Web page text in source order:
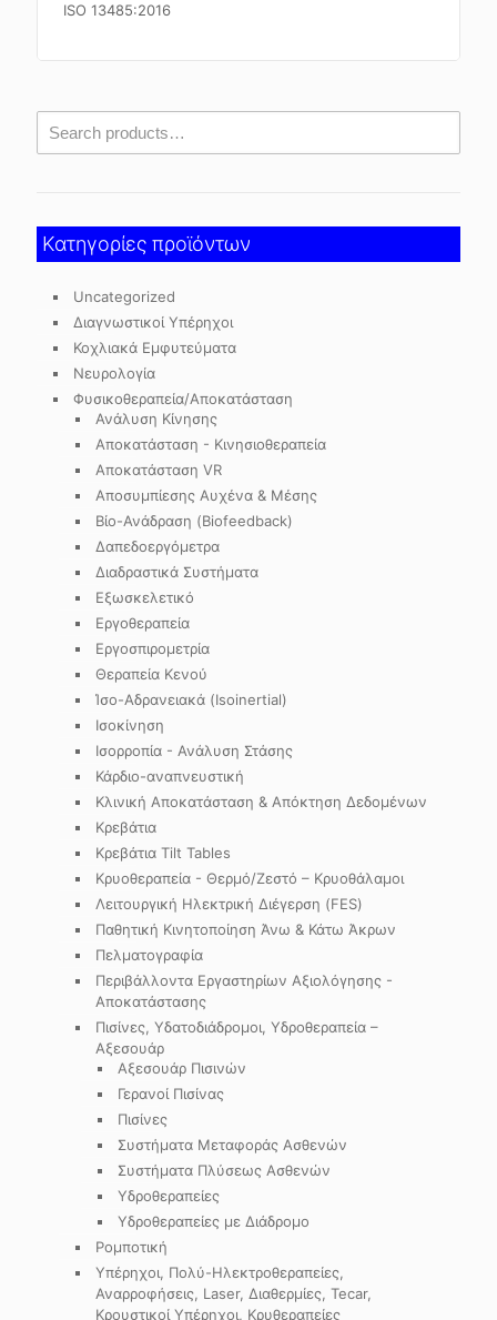
ISO 13485:2016
Κατηγορίες προϊόντων
Uncategorized
Διαγνωστικοί Υπέρηχοι
Κοχλιακά Εμφυτεύματα
Νευρολογία
Φυσικοθεραπεία/Αποκατάσταση
Ανάλυση Κίνησης
Αποκατάσταση - Κινησιοθεραπεία
Αποκατάσταση VR
Αποσυμπίεσης Αυχένα & Μέσης
Βίο-Ανάδραση (Biofeedback)
Δαπεδοεργόμετρα
Διαδραστικά Συστήματα
Εξωσκελετικό
Εργοθεραπεία
Εργοσπιρομετρία
Θεραπεία Κενού
Ίσο-Αδρανειακά (Isoinertial)
Ισοκίνηση
Ισορροπία - Ανάλυση Στάσης
Κάρδιο-αναπνευστική
Κλινική Αποκατάσταση & Απόκτηση Δεδομένων
Κρεβάτια
Κρεβάτια Tilt Tables
Κρυοθεραπεία - Θερμό/Ζεστό – Κρυοθάλαμοι
Λειτουργική Ηλεκτρική Διέγερση (FES)
Παθητική Κινητοποίηση Άνω & Κάτω Άκρων
Πελματογραφία
Περιβάλλοντα Εργαστηρίων Αξιολόγησης -
Αποκατάστασης
Πισίνες, Υδατοδιάδρομοι, Υδροθεραπεία –
Αξεσουάρ
Αξεσουάρ Πισινών
Γερανοί Πισίνας
Πισίνες
Συστήματα Μεταφοράς Ασθενών
Συστήματα Πλύσεως Ασθενών
Υδροθεραπείες
Υδροθεραπείες με Διάδρομο
Ρομποτική
Υπέρηχοι, Πολύ-Ηλεκτροθεραπείες,
Αναρροφήσεις, Laser, Διαθερμίες, Tecar,
Κρουστικοί Υπέρηχοι, Κρυθεραπείες